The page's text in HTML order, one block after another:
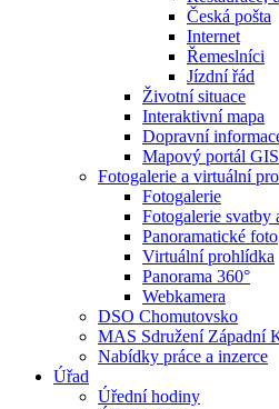
Česká pošta
Internet
Řemeslníci
Jízdní řád
Životní situace
Interaktivní mapa
Dopravní
Mapový portál
Fotogalerie a virtuální
Fotogalerie
Fotogalerie svatby
Panoramatické foto
Virtuální prohlídka
Panorama 360°
Webkamera
DSO Chomutovsko
MAS Sdružení Západní
Nabídky práce a inzerce
Úřad
Úřední hodiny